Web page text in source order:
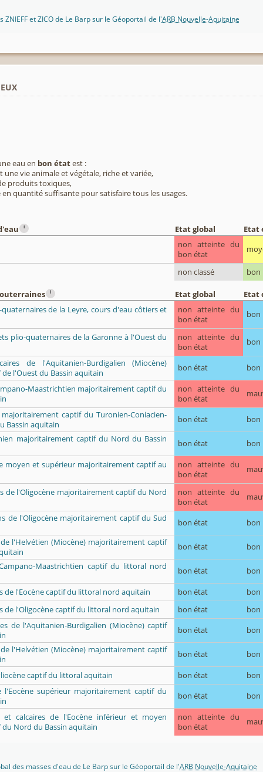
ZNIEFF et ZICO de Le Barp sur le Géoportail de l'ARB Nouvelle-Aquitaine
eau en bon étatest :
une vie animale et végétale, riche et variée,
produits toxiques,
quantité suffisante pour satisfaire tous les usages.
i Etat global
Etat
non atteinte du
bon état
non classé bon
i Etat global
Etat
de la Leyre, cours d'eau côtiers et
non atteinte du
bon état
bon
plio-quaternaires de la Garonne à l'Ouest du
non atteinte du
bon état
bon
de l'Aquitanien-Burdigalien (Miocène)
l'Ouest du Bassin aquitain
bon état bon
Maastrichtien majoritairement captif du
non atteinte du
bon état
captif du Turonien-Coniacien-
Bassin aquitain
bon état
bon
majoritairement captif du Nord du Bassin
bon état bon
moyen et supérieur majoritairement captif au
non atteinte du
bon état
de l'Oligocène majoritairement captif du Nord
non atteinte du
bon état
de l'Oligocène majoritairement captif du Sud bon état
bon
l'Helvétien (Miocène) majoritairement captif
bon état
bon
Maastrichtien captif du littoral nord
bon état bon
de l'Eocène captif du littoral nord aquitain bon état
bon
de l'Oligocène captif du littoral nord aquitain
bon état
bon
de l'Aquitanien-Burdigalien (Miocène) captif
bon état
bon
l'Helvétien (Miocène) majoritairement captif
bon état bon
captif du littoral aquitain bon état
bon
l'Eocène supérieur majoritairement captif du
bon état bon
et calcaires de l'Eocène inférieur et moyen
Nord du Bassin aquitain
non atteinte du
bon état
des masses d'eau de Le Barp sur le Géoportail de l'ARB Nouvelle-Aquitaine